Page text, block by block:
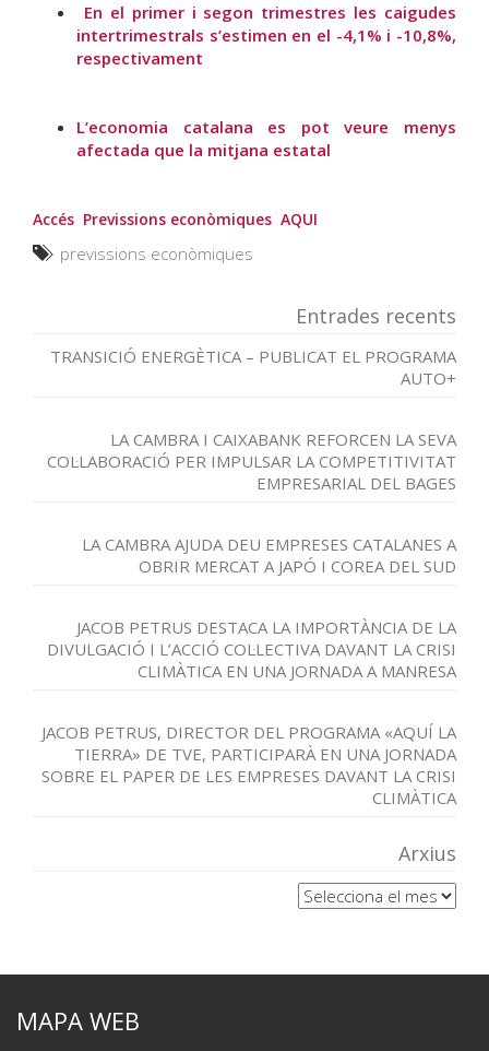
En el primer i segon trimestres les caigudes
intertrimestrals s’estimen en el -4,1% i -10,8%,
respectivament
L’economia catalana es pot veure menys
afectada que la mitjana estatal
Accés Previssions econòmiques AQUI
previssions econòmiques
Entrades recents
TRANSICIÓ ENERGÈTICA – PUBLICAT EL PROGRAMA
AUTO+
LA CAMBRA I CAIXABANK REFORCEN LA SEVA
COL·LABORACIÓ PER IMPULSAR LA COMPETITIVITAT
EMPRESARIAL DEL BAGES
LA CAMBRA AJUDA DEU EMPRESES CATALANES A
OBRIR MERCAT A JAPÓ I COREA DEL SUD
JACOB PETRUS DESTACA LA IMPORTÀNCIA DE LA
DIVULGACIÓ I L’ACCIÓ COL·LECTIVA DAVANT LA CRISI
CLIMÀTICA EN UNA JORNADA A MANRESA
JACOB PETRUS, DIRECTOR DEL PROGRAMA «AQUÍ LA
TIERRA» DE TVE, PARTICIPARÀ EN UNA JORNADA
SOBRE EL PAPER DE LES EMPRESES DAVANT LA CRISI
CLIMÀTICA
Arxius
Arxius
MAPA WEB